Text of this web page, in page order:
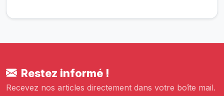
Restez informé !
Recevez nos articles directement dans votre boîte mail.